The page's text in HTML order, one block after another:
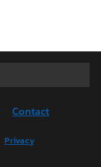
Contact
Privacy